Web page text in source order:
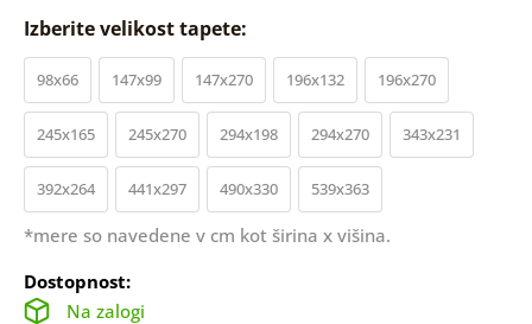
Izberite velikost tapete:
98x66 147x99 147x270 196x132 196x270
245x165 245x270 294x198 294x270 343x231
392x264 441x297 490x330 539x363
*mere so navedene v cm kot širina x višina.
Dostopnost:
Na zalogi